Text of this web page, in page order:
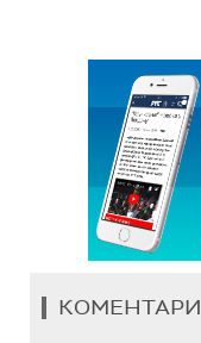
КОМЕНТАРИ